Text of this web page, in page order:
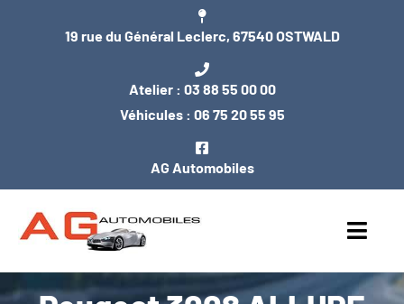
19 rue du Général Leclerc, 67540 OSTWALD
Atelier : 03 88 55 00 00
Véhicules : 06 75 20 55 95
AG Automobiles
ACCUEIL